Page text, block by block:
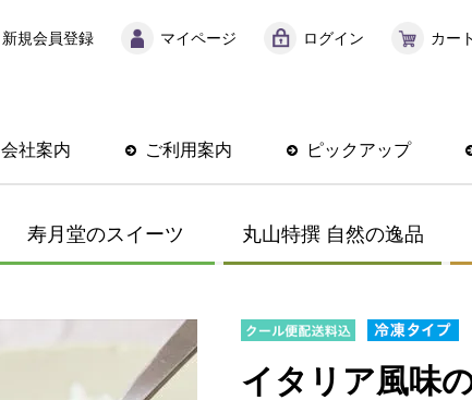
新規会員登録 マイページ ログイン カー
会社案内 ご利用案内 ピックアップ
寿月堂のスイーツ 丸山特撰 自然の逸品
イタリア風味